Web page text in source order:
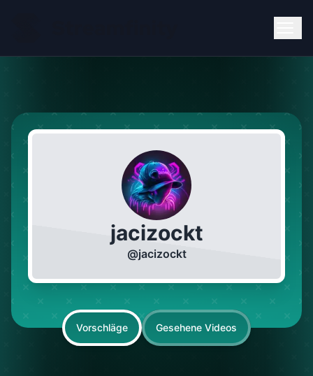
jacizockt
@jacizockt
Vorschläge Gesehene Videos